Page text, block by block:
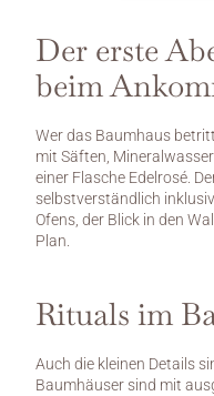
Der erste
beim
Wer das Baumhaus
mit Säften,
einer Flasche Edelrosé.
selbstverständlich
Ofens, der Blick in den
Plan.
Rituals im
Auch die kleinen Details
Baumhäuser sind mit